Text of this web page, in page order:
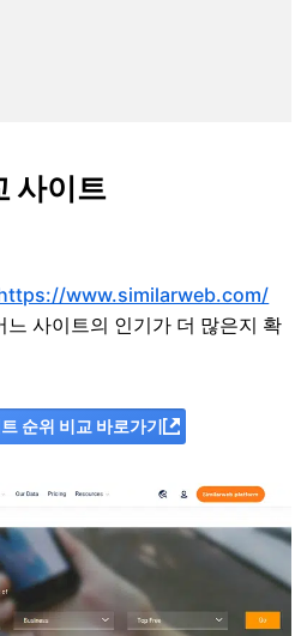
사이트
www.similarweb.com/
사이트의 인기가 더 많은지 확
순위 비교 바로가기